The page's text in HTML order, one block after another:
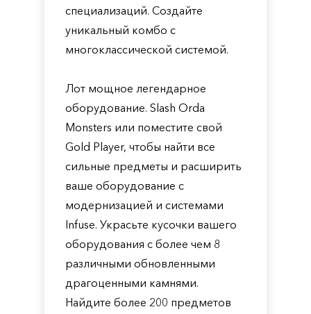
специализаций. Создайте
уникальный комбо с
многоклассической системой.
Лот мощное легендарное
оборудование. Slash Orda
Monsters или поместите свой
Gold Player, чтобы найти все
сильные предметы и расширить
ваше оборудование с
модернизацией и системами
Infuse. Украсьте кусочки вашего
оборудования с более чем 8
различными обновленными
драгоценными камнями.
Найдите более 200 предметов